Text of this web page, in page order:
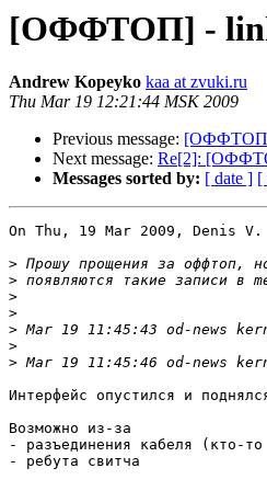
[ОФФТОП] - link
Andrew Kopeyko kaa at zvuki.ru
Thu Mar 19 12:21:44 MSK 2009
Previous message: [ОФФТОП]
Next message: Re[2]:
Messages sorted by: [ date ] [
On Thu, 19 Mar 2009, Denis
>
>
>
>
>
>
>
Интерфейс опустился и
Возможно из-за
- разъединения кабеля (кто-
- ребута свитча